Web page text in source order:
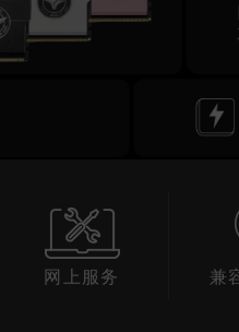
网上服务 兼